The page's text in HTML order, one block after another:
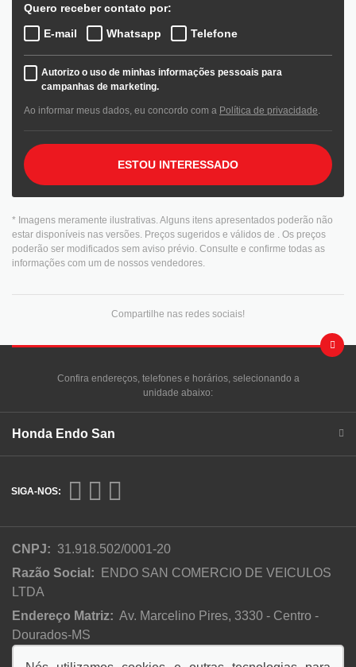
Quero receber contato por:
E-mail
Whatsapp Telefone
Autorizo o uso de minhas informações pessoais para
campanhas de marketing.
Ao informar meus dados, eu concordo com a Política de privacidade
ESTOU INTERESSADO
* Imagens meramente ilustrativas. Alguns itens apresentados poderão não
estar disponíveis nas versões. Preços sugeridos e válidos de
. Os preços
poderão ser modificados sem aviso prévio. Consulte e confirme todas as
informações com um de nossos vendedores.
Compartilhe nas redes sociais!
Confira endereços, telefones e horários, selecionando a
unidade abaixo:
Honda Endo San
SIGA-NOS:
CNPJ: 31.918.502/0001-20
Razão Social:
ENDO SAN COMERCIO DE VEICULOS
LTDA
Endereço Matriz: Av. Marcelino Pires, 3330 - Centro -
Dourados-MS